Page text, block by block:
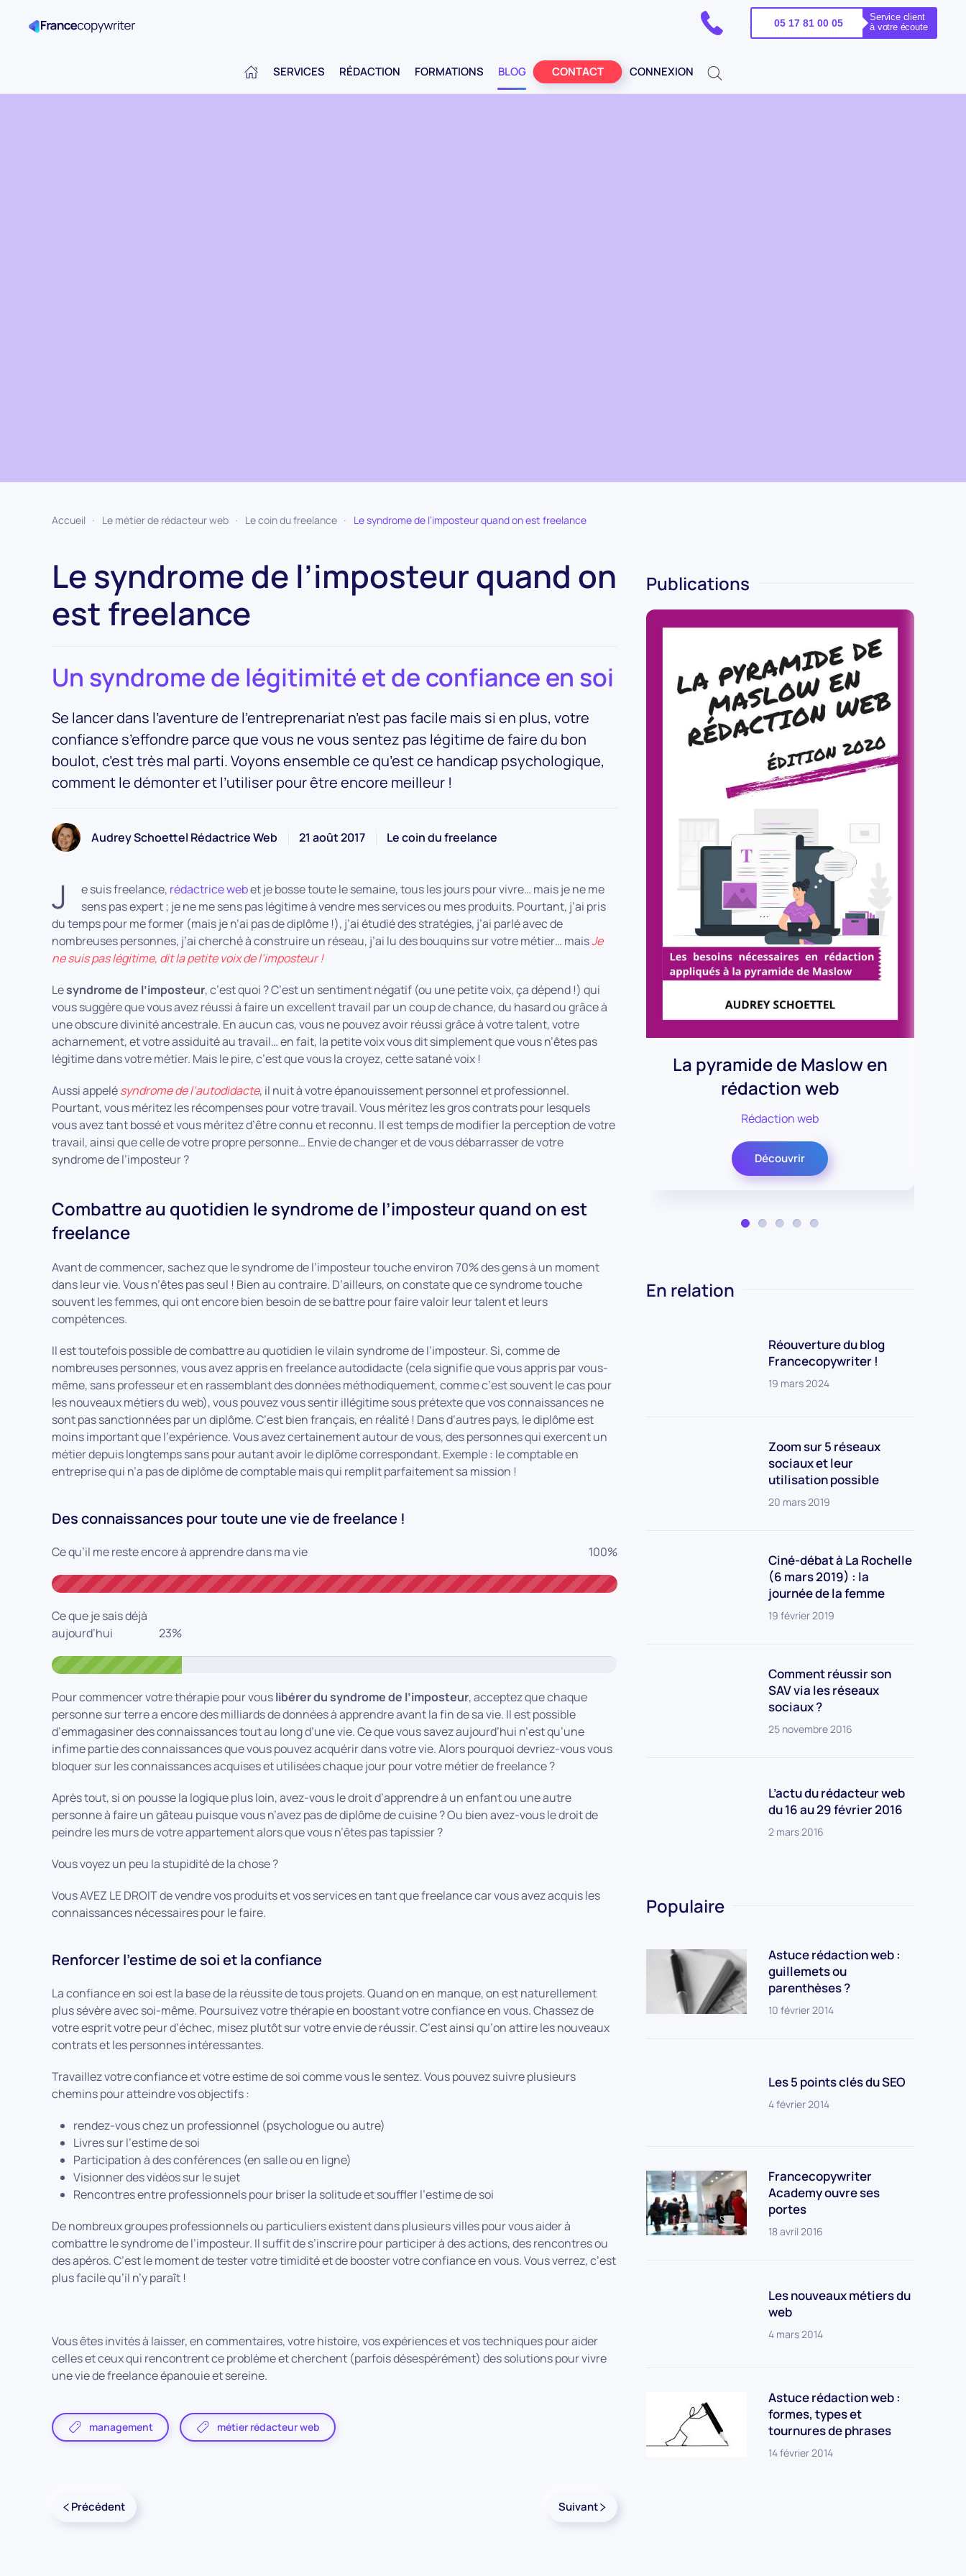
APPELEZ-NOUS ! 05 17 81 00 05
Service client
à votre écoute
SERVICES RÉDACTION FORMATIONS BLOG CONTACT CONNEXION
Accueil Le métier de rédacteur web Le coin du freelance Le syndrome de l’imposteur quand on est freelance
Le syndrome de l’imposteur quand on
est freelance
Un syndrome de légitimité et de confiance en soi
Se lancer dans l’aventure de l’entreprenariat n’est pas facile mais si en plus, votre
confiance s’effondre parce que vous ne vous sentez pas légitime de faire du bon
boulot, c’est très mal parti. Voyons ensemble ce qu’est ce handicap psychologique,
comment le démonter et l’utiliser pour être encore meilleur !
Audrey Schoettel Rédactrice Web 21 août 2017 Le coin du freelance
J e suis freelance, rédactrice webet je bosse toute le semaine, tous les jours pour vivre… mais je ne me
sens pas expert ; je ne me sens pas légitime à vendre mes services ou mes produits. Pourtant, j’ai pris
du temps pour me former (mais je n’ai pas de diplôme !), j’ai étudié des stratégies, j’ai parlé avec de
nombreuses personnes, j’ai cherché à construire un réseau, j’ai lu des bouquins sur votre métier… maisJe
ne suis pas légitime, dit la petite voix de l’imposteur !
Lesyndrome de l’imposteur, c’est quoi ? C’est un sentiment négatif (ou une petite voix, ça dépend !) qui
vous suggère que vous avez réussi à faire un excellent travail par un coup de chance, du hasard ou grâce à
une obscure divinité ancestrale. En aucun cas, vous ne pouvez avoir réussi grâce à votre talent, votre
acharnement, et votre assiduité au travail… en fait, la petite voix vous dit simplement que vous n’êtes pas
légitime dans votre métier. Mais le pire, c’est que vous la croyez, cette satané voix !
Aussi appelésyndrome de l’autodidacte, il nuit à votre épanouissement personnel et professionnel.
Pourtant, vous méritez les récompenses pour votre travail. Vous méritez les gros contrats pour lesquels
vous avez tant bossé et vous méritez d’être connu et reconnu. Il est temps de modifier la perception de votre
travail, ainsi que celle de votre propre personne… Envie de changer et de vous débarrasser de votre
syndrome de l’imposteur ?
Combattre au quotidien le syndrome de l’imposteur quand on est
freelance
Avant de commencer, sachez que le syndrome de l’imposteur touche environ 70% des gens à un moment
dans leur vie. Vous n’êtes pas seul ! Bien au contraire. D’ailleurs, on constate que ce syndrome touche
souvent les femmes, qui ont encore bien besoin de se battre pour faire valoir leur talent et leurs
compétences.
Il est toutefois possible de combattre au quotidien le vilain syndrome de l’imposteur. Si, comme de
nombreuses personnes, vous avez appris en freelance autodidacte (cela signifie que vous appris par vous-
même, sans professeur et en rassemblant des données méthodiquement, comme c’est souvent le cas pour
les nouveaux métiers du web), vous pouvez vous sentir illégitime sous prétexte que vos connaissances ne
sont pas sanctionnées par un diplôme. C’est bien français, en réalité ! Dans d’autres pays, le diplôme est
moins important que l’expérience. Vous avez certainement autour de vous, des personnes qui exercent un
métier depuis longtemps sans pour autant avoir le diplôme correspondant. Exemple : le comptable en
entreprise qui n’a pas de diplôme de comptable mais qui remplit parfaitement sa mission !
Des connaissances pour toute une vie de freelance !
Ce qu’il me reste encore à apprendre dans ma vie
Ce que je sais déjà
aujourd’hui
Pour commencer votre thérapie pour vouslibérer du syndrome de l’imposteur, acceptez que chaque
personne sur terre a encore des milliards de données à apprendre avant la fin de sa vie. Il est possible
d’emmagasiner des connaissances tout au long d’une vie. Ce que vous savez aujourd’hui n’est qu’une
infime partie des connaissances que vous pouvez acquérir dans votre vie. Alors pourquoi devriez-vous vous
bloquer sur les connaissances acquises et utilisées chaque jour pour votre métier de freelance ?
Après tout, si on pousse la logique plus loin, avez-vous le droit d’apprendre à un enfant ou une autre
personne à faire un gâteau puisque vous n’avez pas de diplôme de cuisine ? Ou bien avez-vous le droit de
peindre les murs de votre appartement alors que vous n’êtes pas tapissier ?
Vous voyez un peu la stupidité de la chose ?
Vous AVEZ LE DROIT de vendre vos produits et vos services en tant que freelance car vous avez acquis les
connaissances nécessaires pour le faire.
Renforcer l’estime de soi et la confiance
La confiance en soi est la base de la réussite de tous projets. Quand on en manque, on est naturellement
plus sévère avec soi-même. Poursuivez votre thérapie en boostant votre confiance en vous. Chassez de
votre esprit votre peur d’échec, misez plutôt sur votre envie de réussir. C’est ainsi qu’on attire les nouveaux
contrats et les personnes intéressantes.
Travaillez votre confiance et votre estime de soi comme vous le sentez. Vous pouvez suivre plusieurs
chemins pour atteindre vos objectifs :
rendez-vous chez un professionnel (psychologue ou autre)
Livres sur l’estime de soi
Participation à des conférences (en salle ou en ligne)
Visionner des vidéos sur le sujet
Rencontres entre professionnels pour briser la solitude et souffler l’estime de soi
De nombreux groupes professionnels ou particuliers existent dans plusieurs villes pour vous aider à
combattre le syndrome de l’imposteur. Il suffit de s’inscrire pour participer à des actions, des rencontres ou
des apéros. C’est le moment de tester votre timidité et de booster votre confiance en vous. Vous verrez, c’est
plus facile qu’il n’y paraît !
Vous êtes invités à laisser, en commentaires, votre histoire, vos expériences et vos techniques pour aider
celles et ceux qui rencontrent ce problème et cherchent (parfois désespérément) des solutions pour vivre
une vie de freelance épanouie et sereine.
management métier rédacteur web
Précédent Suivant
Publications
La pyramide de Maslow en
rédaction web
Rédaction web
Découvrir
En relation
Réouverture du blog
Francecopywriter !
19 mars 2024
Zoom sur 5 réseaux
sociaux et leur
utilisation possible
20 mars 2019
Ciné-débat à La Rochelle
(6 mars 2019) : la
journée de la femme
19 février 2019
Comment réussir son
SAV via les réseaux
sociaux ?
25 novembre 2016
L’actu du rédacteur web
du 16 au 29 février 2016
2 mars 2016
Populaire
Astuce rédaction web :
guillemets ou
parenthèses ?
10 février 2014
Les 5 points clés du SEO
4 février 2014
Francecopywriter
Academy ouvre ses
portes
18 avril 2016
Les nouveaux métiers du
web
4 mars 2014
Astuce rédaction web :
formes, types et
tournures de phrases
14 février 2014